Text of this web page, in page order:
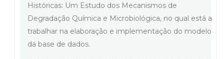
Históricas: Um Estudo dos Mecanismos de
Degradação Química e Microbiológica, no qual está a
trabalhar na elaboração e implementação do modelo
da base de dados.